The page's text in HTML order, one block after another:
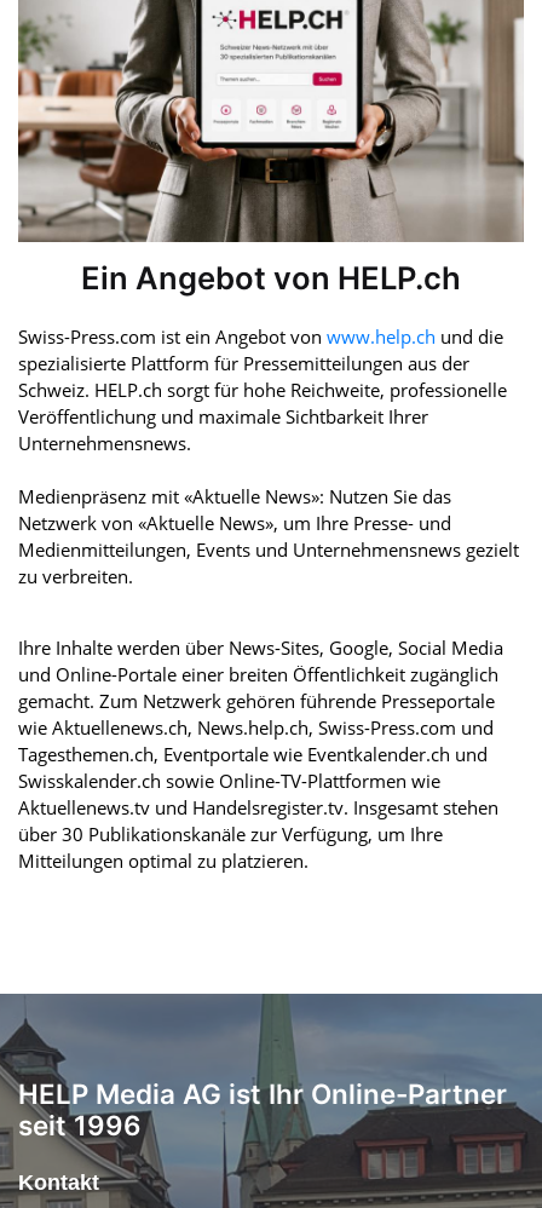
Ein Angebot von HELP.ch
Swiss-Press.com ist ein Angebot von www.help.ch und die
spezialisierte Plattform für Pressemitteilungen aus der
Schweiz. HELP.ch sorgt für hohe Reichweite, professionelle
Veröffentlichung und maximale Sichtbarkeit Ihrer
Unternehmensnews.
Medienpräsenz mit «Aktuelle News»: Nutzen Sie das
Netzwerk von «Aktuelle News», um Ihre Presse- und
Medienmitteilungen, Events und Unternehmensnews gezielt
zu verbreiten.
Ihre Inhalte werden über News-Sites, Google, Social Media
und Online-Portale einer breiten Öffentlichkeit zugänglich
gemacht. Zum Netzwerk gehören führende Presseportale
wie Aktuellenews.ch, News.help.ch, Swiss-Press.com und
Tagesthemen.ch, Eventportale wie Eventkalender.ch und
Swisskalender.ch sowie Online-TV-Plattformen wie
Aktuellenews.tv und Handelsregister.tv. Insgesamt stehen
über 30 Publikationskanäle zur Verfügung, um Ihre
Mitteilungen optimal zu platzieren.
HELP Media AG ist Ihr Online-Partner
seit 1996
Kontakt